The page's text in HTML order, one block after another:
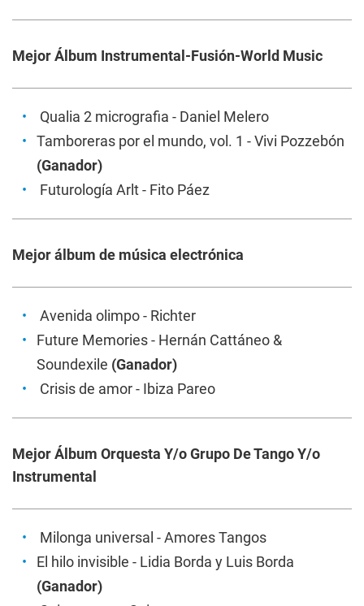
Mejor Álbum Instrumental-Fusión-World Music
Qualia 2 micrografia - Daniel Melero
Tamboreras por el mundo, vol. 1 - Vivi Pozzebón
(Ganador)
Futurología Arlt- Fito Páez
Mejor álbum de música electrónica
Avenida olimpo- Richter
Future Memories- Hernán Cattáneo &
Soundexile (Ganador)
Crisis de amor- Ibiza Pareo
Mejor Álbum Orquesta Y/o Grupo De Tango Y/o
Instrumental
Milonga universal - Amores Tangos
El hilo invisible - Lidia Borda y Luis Borda
(Ganador)